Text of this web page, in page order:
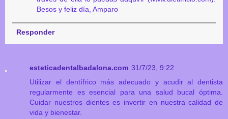
Besos y feliz día, Amparo
Responder
esteticadentalbadalona.com 31/7/23, 9:22
Utilizar el dentífrico más adecuado y acudir al dentista
regularmente es esencial para una salud bucal óptima.
Cuidar nuestros dientes es invertir en nuestra calidad de
vida y bienestar.